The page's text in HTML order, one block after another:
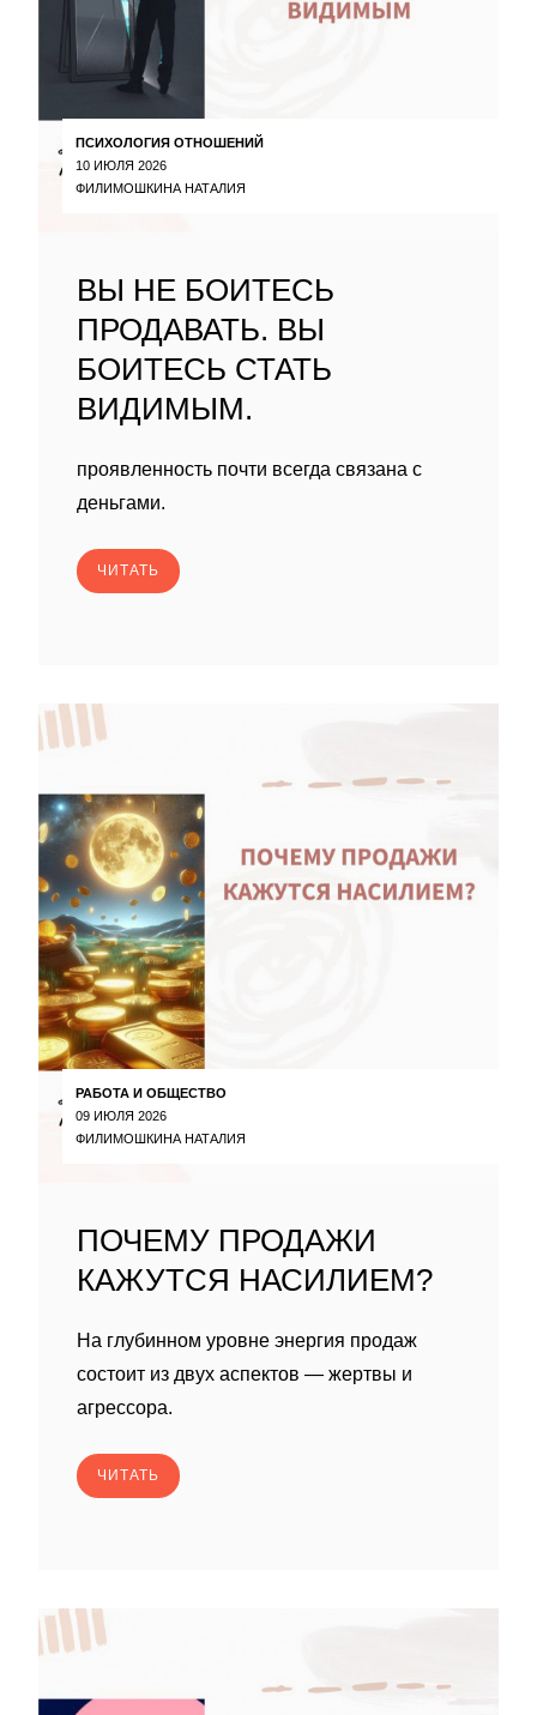
ПСИХОЛОГИЯ ОТНОШЕНИЙ
10 ИЮЛЯ 2026
ФИЛИМОШКИНА НАТАЛИЯ
ВЫ НЕ БОИТЕСЬ
ПРОДАВАТЬ. ВЫ
БОИТЕСЬ СТАТЬ
ВИДИМЫМ.
проявленность почти всегда связана с
деньгами.
ЧИТАТЬ
РАБОТА И ОБЩЕСТВО
09 ИЮЛЯ 2026
ФИЛИМОШКИНА НАТАЛИЯ
ПОЧЕМУ ПРОДАЖИ
КАЖУТСЯ НАСИЛИЕМ?
На глубинном уровне энергия продаж
состоит из двух аспектов — жертвы и
агрессора.
ЧИТАТЬ